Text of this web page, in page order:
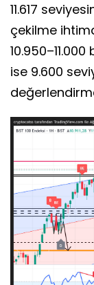
11.617
çekilme
ise 9.600